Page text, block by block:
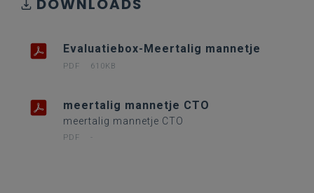
DOWNLOADS
Evaluatiebox-Meertalig mannetje
PDF 610KB
meertalig mannetje CTO
meertalig mannetje CTO
PDF -